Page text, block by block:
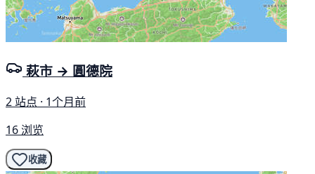
萩市 → 圓德院
2 站点 · 1个月前
16 浏览
收藏